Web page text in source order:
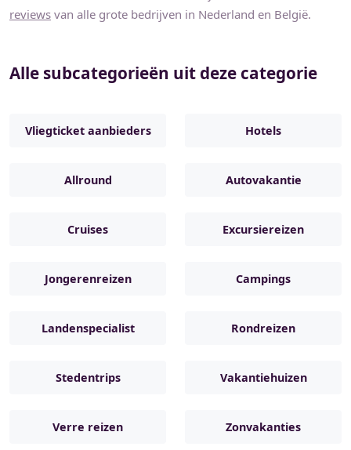
reviews van alle grote bedrijven in Nederland en België.
Alle subcategorieën uit deze categorie
Vliegticket aanbieders Hotels
Allround Autovakantie
Cruises Excursiereizen
Jongerenreizen Campings
Landenspecialist Rondreizen
Stedentrips Vakantiehuizen
Verre reizen Zonvakanties